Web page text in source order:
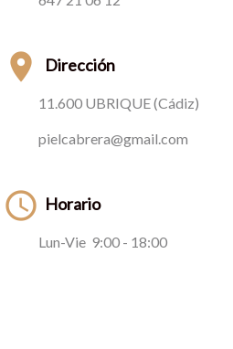
 Dirección
11.600 UBRIQUE (Cádiz)
pielcabrera@gmail.com
 Horario
Lun-Vie 9:00 - 18:00